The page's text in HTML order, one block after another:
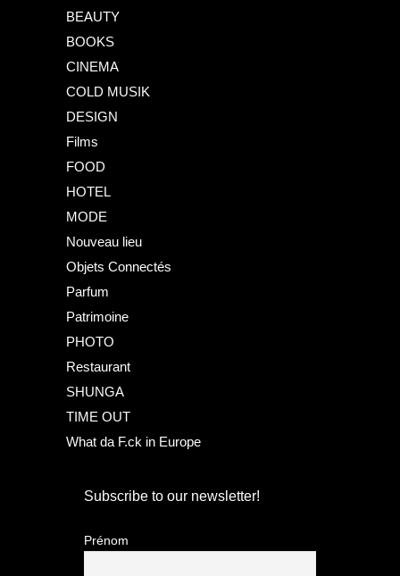
BEAUTY
BOOKS
CINEMA
COLD MUSIK
DESIGN
Films
FOOD
HOTEL
MODE
Nouveau lieu
Objets Connectés
Parfum
Patrimoine
PHOTO
Restaurant
SHUNGA
TIME OUT
What da F.ck in Europe
Subscribe to our newsletter!
Prénom